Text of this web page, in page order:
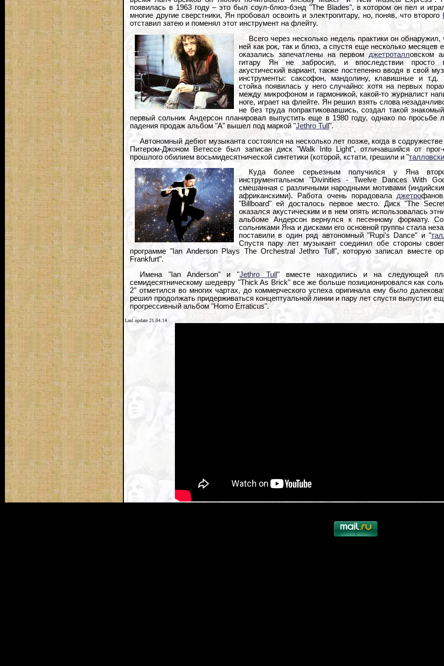
появилась в 1963 году – это был соул-блюз-бэнд "The Blades", в котором он пел и
многие другие сверстники, Ян пробовал освоить и электрогитару, но, поняв, что второго
отставил затею и поменял этот инструмент на флейту.
Всего через несколько недель практики он
ней как рок, так и блюз, а спустя еще несколько месяцев
оказались запечатлены на первом джетроталловском
гитару Ян не забросил, и впоследствии просто
акустический вариант, также постепенно вводя в свой
инструменты: саксофон, мандолину, клавишные и т.д.
стойка появилась у него случайно: хотя на первых
между микрофоном и гармоникой, какой-то журналист
ноге, играет на флейте. Ян решил взять слова
не без труда попрактиковавшись, создал такой
первый сольник Андерсон планировал выпустить еще в 1980 году, однако по просьбе
падения продаж альбом "A" вышел под маркой "Jethro Tull ".
Автономный дебют музыканта состоялся на несколько лет позже, когда в
Питером-Джоном Ветессе был записан диск "Walk Into Light", отличавшийся от прог-
прошлого обилием восьмидесятнической синтетики (которой, кстати, грешили и "
Куда более серьезным получился у Яна
инструментальном "Divinities - Twelve Dances With
смешанная с различными народными мотивами
африканскими). Работа очень порадовала джетро
"Billboard" ей досталось первое место. Диск "The
оказался акустическим и в нем опять использовалась
альбоме Андерсон вернулся к песенному формату.
сольниками Яна и дисками его основной группы стала
поставили в один ряд автономный "Rupi's Dance" и "
Спустя пару лет музыкант соединил обе стороны
программе "Ian Anderson Plays The Orchestral Jethro Tull", которую записал вместе
Frankfurt".
Имена "Ian Anderson" и "Jethro Tull " вместе находились и на следующей
семидесятническому шедевру "Thick As Brick" все же больше позиционировался как
2" отметился во многих чартах, до коммерческого успеха оригинала ему было
решил продолжать придерживаться концептуальной линии и пару лет спустя выпустил
прогрессивный альбом "Homo Erraticus".
Last update 21.04.14